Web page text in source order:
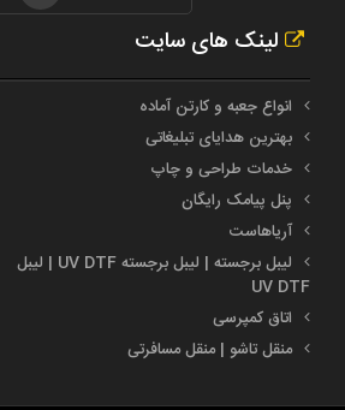
لینک های سایت
انواع جعبه و کارتن آماده
بهترین هدایای تبلیغاتی
خدمات طراحی و چاپ
پنل پیامک رایگان
آریاهاست
لیبل برجسته | لیبل برجسته UV DTF | لیبل
UV DTF
اتاق کمپرسی
منقل تاشو | منقل مسافرتی